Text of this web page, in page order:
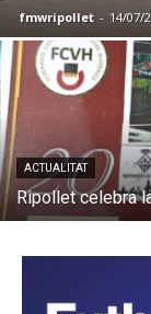
fmwripollet - 14/07/
ACTUALITAT
Ripollet celebra